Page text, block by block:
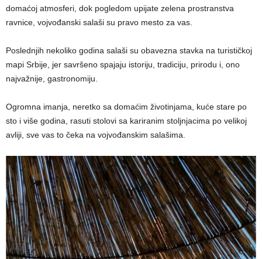
domaćoj atmosferi, dok pogledom upijate zelena prostranstva
ravnice, vojvođanski salaši su pravo mesto za vas.
Poslednjih nekoliko godina salaši su obavezna stavka na turističkoj
mapi Srbije, jer savršeno spajaju istoriju, tradiciju, prirodu i, ono
najvažnije, gastronomiju.
Ogromna imanja, neretko sa domaćim životinjama, kuće stare po
sto i više godina, rasuti stolovi sa kariranim stoljnjacima po velikoj
avliji, sve vas to čeka na vojvođanskim salašima.